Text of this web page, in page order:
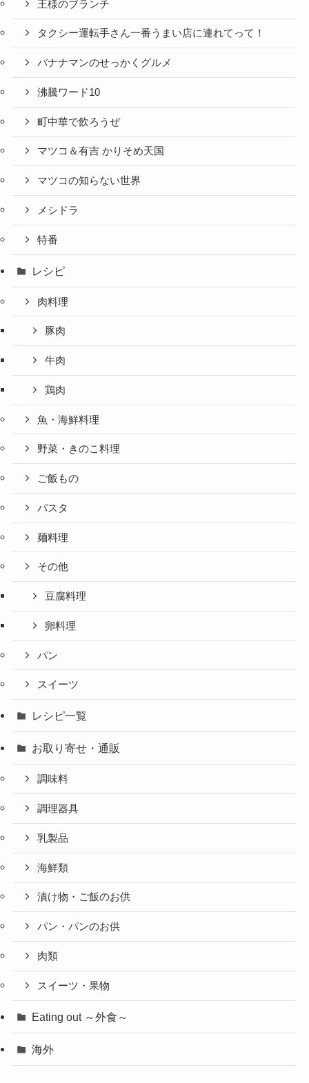
王様のブランチ
タクシー運転手さん一番うまい店に連れてって！
バナナマンのせっかくグルメ
沸騰ワード10
町中華で飲ろうぜ
マツコ＆有吉 かりそめ天国
マツコの知らない世界
メシドラ
特番
レシピ
肉料理
豚肉
牛肉
鶏肉
魚・海鮮料理
野菜・きのこ料理
ご飯もの
パスタ
麺料理
その他
豆腐料理
卵料理
パン
スイーツ
レシピ一覧
お取り寄せ・通販
調味料
調理器具
乳製品
海鮮類
漬け物・ご飯のお供
パン・パンのお供
肉類
スイーツ・果物
Eating out ～外食～
海外